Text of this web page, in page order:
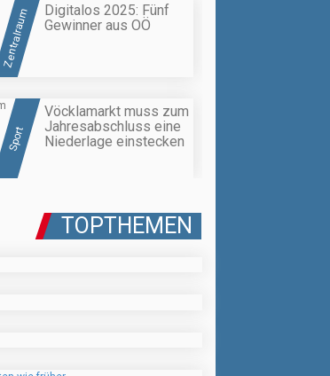
Zentralraum
Digitalos 2025: Fünf
Gewinner aus OÖ
Sport
Vöcklamarkt muss zum
Jahresabschluss eine
Niederlage einstecken
TOPTHEMEN